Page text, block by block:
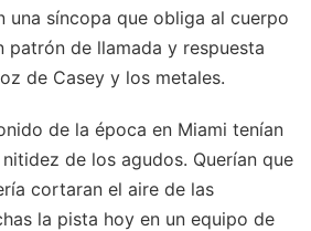
una síncopa que obliga al cuerpo
patrón de llamada y respuesta
de Casey y los metales.
de la época en Miami tenían
de los agudos. Querían que
cortaran el aire de las
la pista hoy en un equipo de